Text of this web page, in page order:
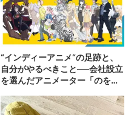
“インディーアニメ“の足跡と、
自分がやるべきこと──会社設立
を選んだアニメーター「のを